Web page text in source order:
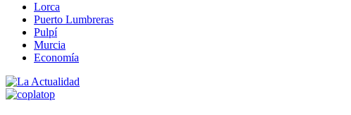
Lorca
Puerto Lumbreras
Pulpí
Murcia
Economía